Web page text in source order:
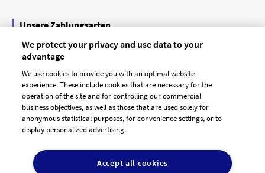
Unsere Zahlungsarten
AGB Dienstleister
Datenschutz Impressum
We protect your privacy and use data to your
advantage
We use cookies to provide you with an optimal website
experience. These include cookies that are necessary for the
operation of the site and for controlling our commercial
business objectives, as well as those that are used solely for
anonymous statistical purposes, for convenience settings, or to
display personalized advertising.
Accept all cookies